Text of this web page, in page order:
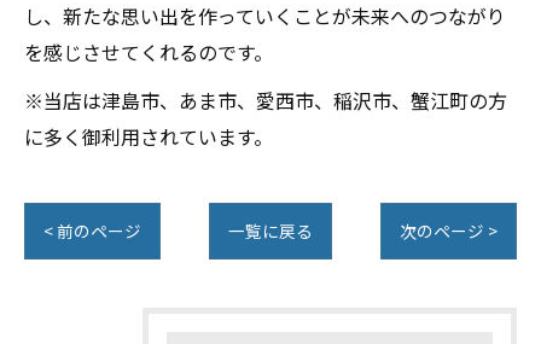
し、新たな思い出を作っていくことが未来へのつながり
を感じさせてくれるのです。
※当店は津島市、あま市、愛西市、稲沢市、蟹江町の方
に多く御利用されています。
< 前のページ 一覧に戻る 次のページ >